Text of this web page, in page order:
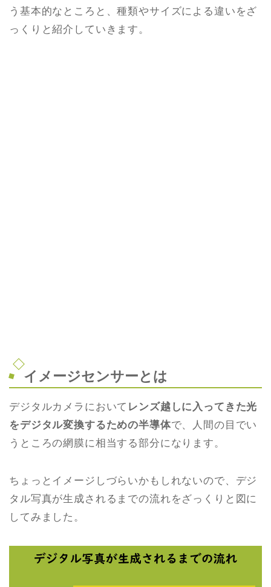
う基本的なところと、種類やサイズによる違いをざ
っくりと紹介していきます。
イメージセンサーとは
デジタルカメラにおいて レンズ越しに入ってきた光
をデジタル変換するための半導体で、人間の目でい
うところの網膜に相当する部分になります。
ちょっとイメージしづらいかもしれないので、デジ
タル写真が生成されるまでの流れをざっくりと図に
してみました。